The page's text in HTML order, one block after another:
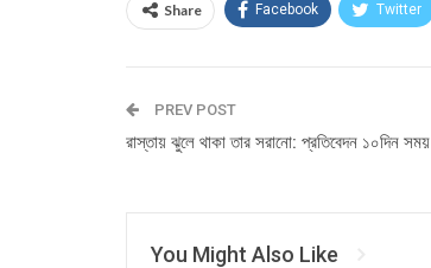
Share Facebook Twitter
PREV POST
রাস্তায় ঝুলে থাকা তার সরানো: প্রতিবেদন ১০দিন সময়
You Might Also Like